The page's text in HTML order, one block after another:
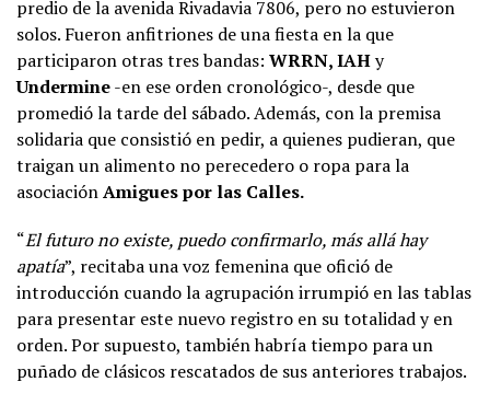
predio de la avenida Rivadavia 7806, pero no estuvieron
solos. Fueron anfitriones de una fiesta en la que
participaron otras tres bandas: WRRN, IAHy
Undermine-en ese orden cronológico-, desde que
promedió la tarde del sábado. Además, con la premisa
solidaria que consistió en pedir, a quienes pudieran, que
traigan un alimento no perecedero o ropa para la
asociaciónAmigues por las Calles.
“El futuro no existe, puedo confirmarlo, más allá hay
apatía”, recitaba una voz femenina que ofició de
introducción cuando la agrupación irrumpió en las tablas
para presentar este nuevo registro en su totalidad y en
orden. Por supuesto, también habría tiempo para un
puñado de clásicos rescatados de sus anteriores trabajos.